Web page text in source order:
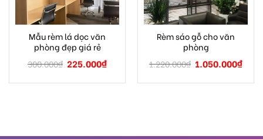
Mẫu rèm lá dọc văn
phòng đẹp giá rẻ
300.000₫ 225.000₫
Rèm sáo gỗ cho văn
phòng
1.220.000₫ 1.050.000₫